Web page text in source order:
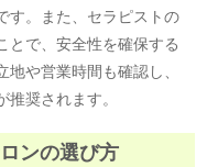
す。また、セラピストの
とで、安全性を確保する
や営業時間も確認し、
奨されます。
ンの選び方